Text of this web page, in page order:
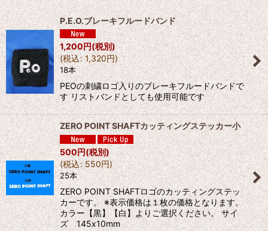
表示数:
絞り込む
P.E.O.ブレーキフルードバンド
1,200円(税別)
(税込: 1,320円)
18本
PEOの刺繍ロゴ入りのブレーキフルードバンドで
す リストバンドとしても使用可能です
ZERO POINT SHAFTカッティングステッカー小
500円(税別)
(税込: 550円)
25本
ZERO POINT SHAFTロゴのカッティングステッ
カーです。 ※表示価格は１枚の価格となります。
カラー【黒】【白】よりご選択ください。 サイ
ズ 145x10mm